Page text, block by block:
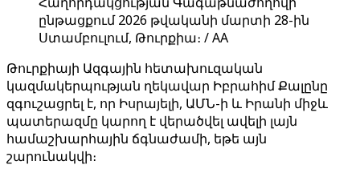
ընթացքում 2026 թվականի մարտի 28-ին
Ստամբուլում, Թուրքիա։ / AA
Թուրքիայի Ազգային հետախուզական
կազմակերպության ղեկավար Իբրահիմ Քալընը
զգուշացրել է, որ Իսրայելի, ԱՄՆ-ի և Իրանի միջև
պատերազմը կարող է վերածվել ավելի լայն
համաշխարհային ճգնաժամի, եթե այն
շարունակվի։